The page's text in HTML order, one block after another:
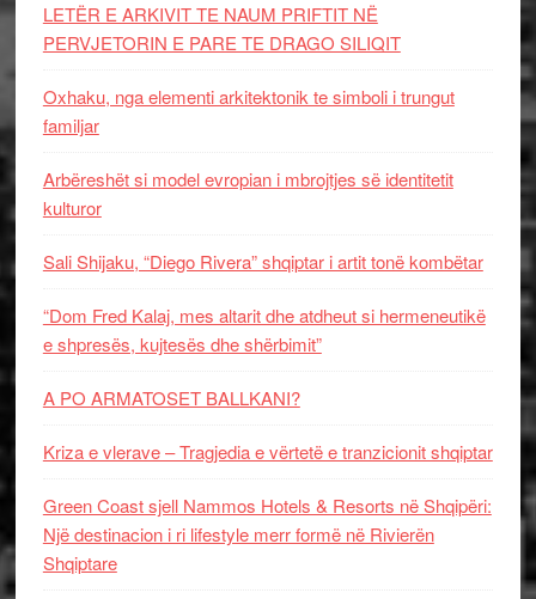
LETËR E ARKIVIT TE NAUM PRIFTIT NË
PERVJETORIN E PARE TE DRAGO SILIQIT
Oxhaku, nga elementi arkitektonik te simboli i trungut
familjar
Arbëreshët si model evropian i mbrojtjes së identitetit
kulturor
Sali Shijaku, “Diego Rivera” shqiptar i artit tonë kombëtar
“Dom Fred Kalaj, mes altarit dhe atdheut si hermeneutikë
e shpresës, kujtesës dhe shërbimit”
A PO ARMATOSET BALLKANI?
Kriza e vlerave – Tragjedia e vërtetë e tranzicionit shqiptar
Green Coast sjell Nammos Hotels & Resorts në Shqipëri:
Një destinacion i ri lifestyle merr formë në Rivierën
Shqiptare